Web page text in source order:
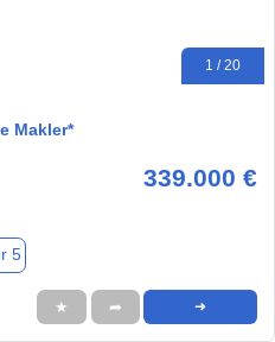
1 / 20
Makler*
339.000 €
5
★ ➦ ➜